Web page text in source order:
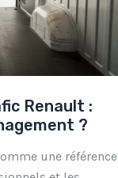
Renault :
?
une référence